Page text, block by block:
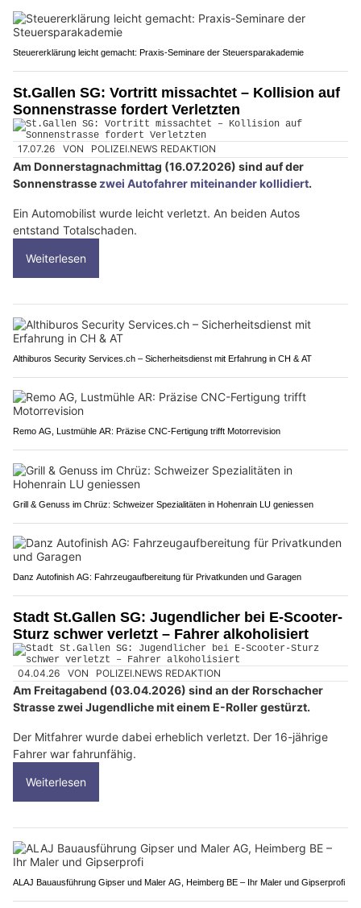
Steuererklärung leicht gemacht: Praxis-Seminare der Steuersparakademie
St.Gallen SG: Vortritt missachtet – Kollision auf
Sonnenstrasse fordert Verletzten
17.07.26 VON POLIZEI.NEWS REDAKTION
Am Donnerstagnachmittag (16.07.2026) sind auf der
Sonnenstrasse zwei Autofahrer miteinander kollidiert.
Ein Automobilist wurde leicht verletzt. An beiden Autos
entstand Totalschaden.
Weiterlesen
Althiburos Security Services.ch – Sicherheitsdienst mit Erfahrung in CH & AT
Remo AG, Lustmühle AR: Präzise CNC-Fertigung trifft Motorrevision
Grill & Genuss im Chrüz: Schweizer Spezialitäten in Hohenrain LU geniessen
Danz Autofinish AG: Fahrzeugaufbereitung für Privatkunden und Garagen
Stadt St.Gallen SG: Jugendlicher bei E-Scooter-
Sturz schwer verletzt – Fahrer alkoholisiert
04.04.26 VON POLIZEI.NEWS REDAKTION
Am Freitagabend (03.04.2026) sind an der Rorschacher
Strasse zwei Jugendliche mit einem E-Roller gestürzt.
Der Mitfahrer wurde dabei erheblich verletzt. Der 16-jährige
Fahrer war fahrunfähig.
Weiterlesen
ALAJ Bauausführung Gipser und Maler AG, Heimberg BE – Ihr Maler und Gipserprofi